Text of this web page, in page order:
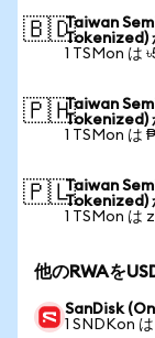
🇧🇩Taiwan
Tokenized)
1 TSMon は
🇵🇭Taiwan
Tokenized)
1 TSMon は
🇵🇱Taiwan
Tokenized)
1 TSMon は
他のRWAを
SanDisk
1 SNDKon